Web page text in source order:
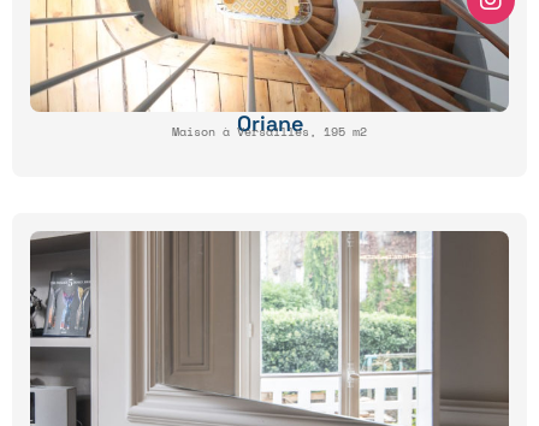
Oriane
Maison à Versailles, 195 m2